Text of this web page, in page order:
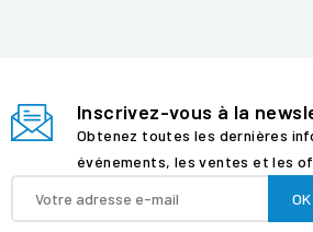
Inscrivez-vous à la
Obtenez toutes les dernières
événements, les ventes et les